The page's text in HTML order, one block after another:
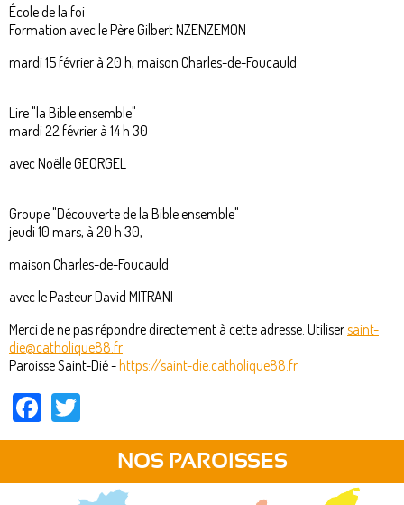
École de la foi
Formation avec le Père Gilbert NZENZEMON
mardi 15 février à 20 h, maison Charles-de-Foucauld.
Lire "la Bible ensemble"
mardi 22 février à 14 h 30
avec Noëlle GEORGEL
Groupe "Découverte de la Bible ensemble"
jeudi 10 mars, à 20 h 30,
maison Charles-de-Foucauld.
avec le Pasteur David MITRANI
Merci de ne pas répondre directement à cette adresse. Utilisersaint-
die@catholique88.fr
Paroisse Saint-Dié - https://saint-die.catholique88.fr
Facebook
NOS PAROISSES